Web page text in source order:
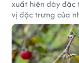
xuất hiện dày đặc
vị đặc trưng của